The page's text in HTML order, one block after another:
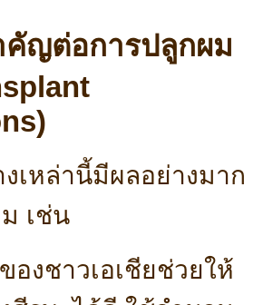
คัญต่อการปลูกผม
เหล่านี้มีผลอย่างมาก
เช่น
งชาวเอเชียช่วยให้